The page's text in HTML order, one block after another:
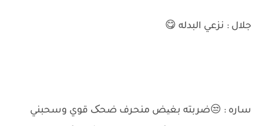
جلال : نزعي البدله 😋
ساره : 😒ضربته بغیض منحرف ضحک قوي وسحبني